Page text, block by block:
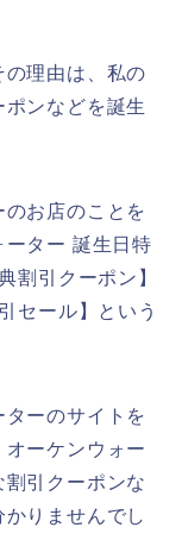
の理由は、私の
ンなどを誕生
お店のことを
ーター 誕生日特
割引クーポン】
セール】という
ーのサイトを
ーケンウォー
引クーポンな
りませんでし